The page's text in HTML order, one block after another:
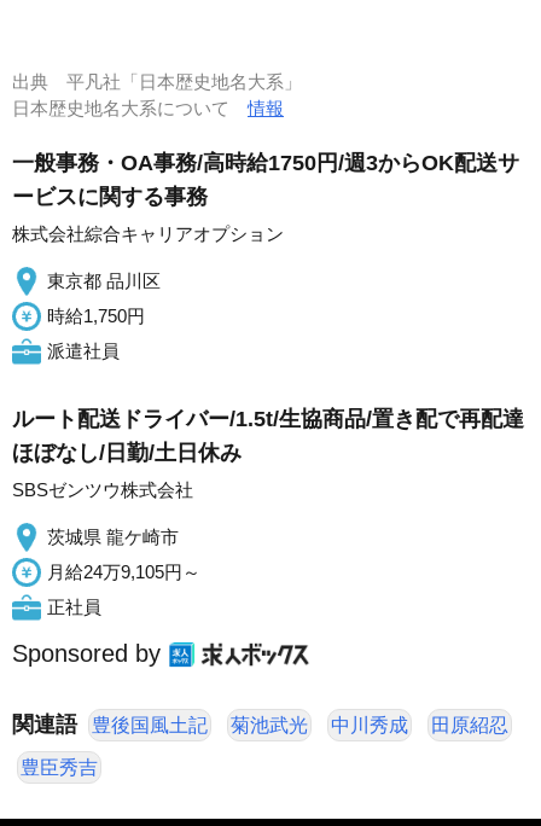
出典 平凡社「日本歴史地名大系」
日本歴史地名大系について情報
一般事務・OA事務/高時給1750円/週3からOK配送サ
ービスに関する事務
株式会社綜合キャリアオプション
東京都 品川区
時給1,750円
派遣社員
ルート配送ドライバー/1.5t/生協商品/置き配で再配達
ほぼなし/日勤/土日休み
SBSゼンツウ株式会社
茨城県 龍ケ崎市
月給24万9,105円～
正社員
Sponsored by
関連語 豊後国風土記 菊池武光 中川秀成 田原紹忍
豊臣秀吉